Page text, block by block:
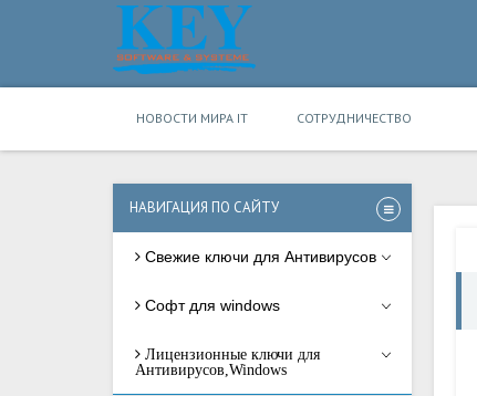
НОВОСТИ МИРА IT СОТРУДНИЧЕСТВО
НАВИГАЦИЯ ПО САЙТУ
Свежие ключи для Антивирусов
Софт для windows
Лицензионные ключи для
Антивирусов,Windows